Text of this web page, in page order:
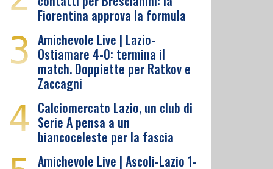
Fiorentina approva la formula
3 Amichevole Live | Lazio-
Ostiamare 4-0: termina il
match. Doppiette per Ratkov e
Zaccagni
4 Calciomercato Lazio, un club di
Serie A pensa a un
biancoceleste per la fascia
Amichevole Live | Ascoli-Lazio 1-